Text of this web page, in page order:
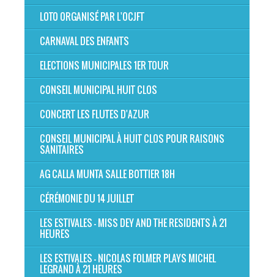
LOTO ORGANISÉ PAR L'OCJFT
CARNAVAL DES ENFANTS
ELECTIONS MUNICIPALES 1ER TOUR
CONSEIL MUNICIPAL HUIT CLOS
CONCERT LES FLUTES D'AZUR
CONSEIL MUNICIPAL À HUIT CLOS POUR RAISONS
SANITAIRES
AG CALLA MUNTA SALLE BOTTIER 18H
CÉRÉMONIE DU 14 JUILLET
LES ESTIVALES - MISS DEY AND THE RESIDENTS À 21
HEURES
LES ESTIVALES - NICOLAS FOLMER PLAYS MICHEL
LEGRAND À 21 HEURES